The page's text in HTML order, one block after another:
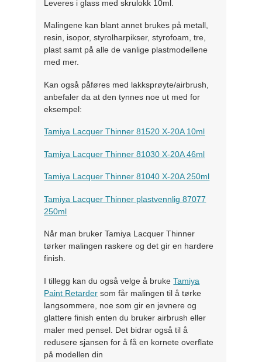
Leveres i glass med skrulokk 10ml.
Malingene kan blant annet brukes på metall,
resin, isopor, styrolharpikser, styrofoam, tre,
plast samt på alle de vanlige plastmodellene
med mer.
Kan også påføres med lakksprøyte/airbrush,
anbefaler da at den tynnes noe ut med for
eksempel:
Tamiya Lacquer Thinner 81520 X-20A 10ml
Tamiya Lacquer Thinner 81030 X-20A 46ml
Tamiya Lacquer Thinner 81040 X-20A 250ml
Tamiya Lacquer Thinner plastvennlig 87077
250ml
Når man bruker Tamiya Lacquer Thinner
tørker malingen raskere og det gir en hardere
finish.
I tillegg kan du også velge å brukeTamiya
Paint Retarder som får malingen til å tørke
langsommere, noe som gir en jevnere og
glattere finish enten du bruker airbrush eller
maler med pensel. Det bidrar også til å
redusere sjansen for å få en kornete overflate
på modellen din